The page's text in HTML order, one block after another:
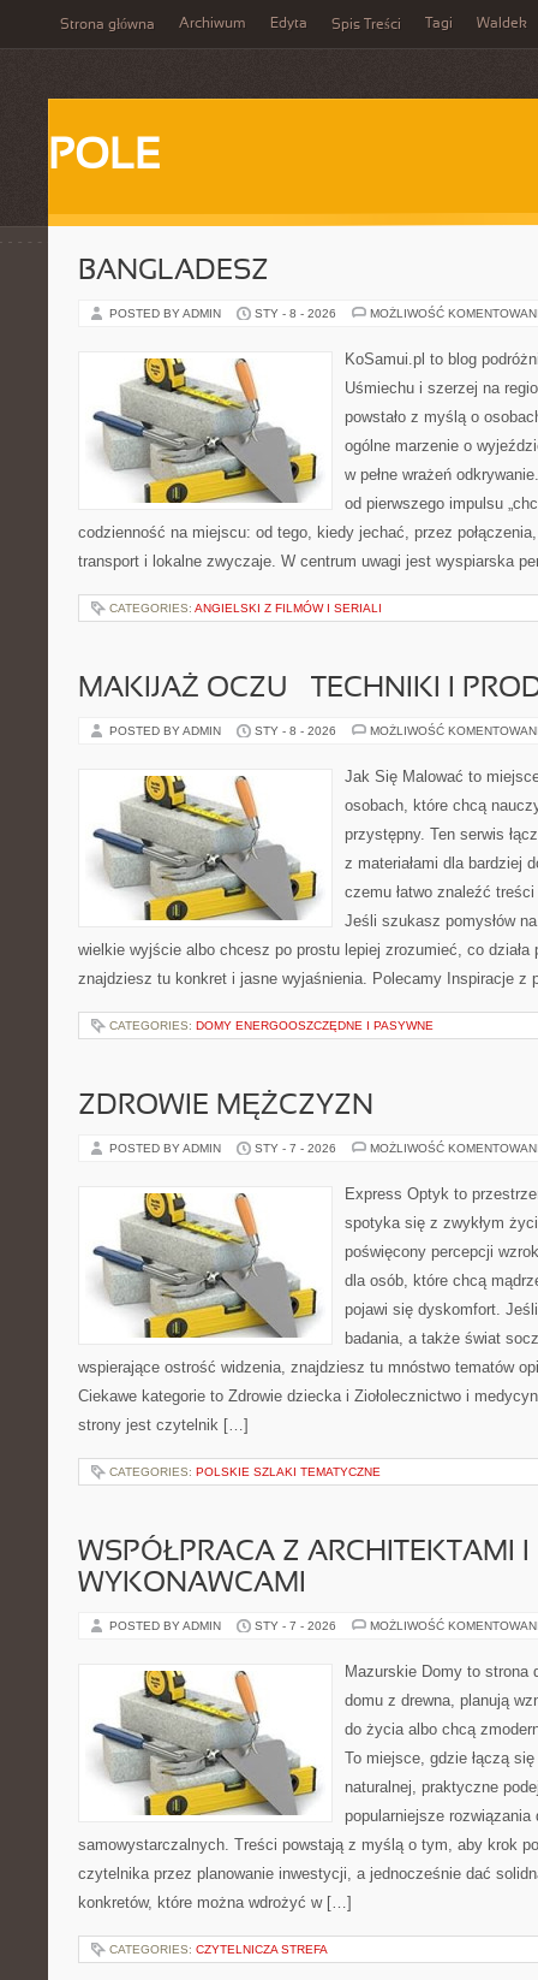
Strona główna Archiwum Edyta Spis Treści Tagi Waldek
POLE
BANGLADESZ
POSTED BY ADMIN STY - 8 - 2026 MOŻLIWOŚĆ
KoSamui.pl to blog
Uśmiechu i szerzej na
powstało z myślą o
ogólne marzenie o
w pełne wrażeń
od pierwszego impulsu
codzienność na miejscu: od tego, kiedy jechać, przez
transport i lokalne zwyczaje. W centrum uwagi jest wyspiarska
CATEGORIES: ANGIELSKI Z FILMÓW I SERIALI
MAKIJAŻ OCZU – TECHNIKI I
POSTED BY ADMIN STY - 8 - 2026 MOŻLIWOŚĆ
Jak Się Malować to
osobach, które chcą
przystępny. Ten serwis
z materiałami dla bardziej
czemu łatwo znaleźć
Jeśli szukasz pomysłów
wielkie wyjście albo chcesz po prostu lepiej zrozumieć, co działa
znajdziesz tu konkret i jasne wyjaśnienia. Polecamy Inspiracje
CATEGORIES: DOMY ENERGOOSZCZĘDNE I PASYWNE
ZDROWIE MĘŻCZYZN
POSTED BY ADMIN STY - 7 - 2026 MOŻLIWOŚĆ
Express Optyk to
spotyka się z zwykłym
poświęcony percepcji
dla osób, które chcą
pojawi się dyskomfort.
badania, a także świat
wspierające ostrość widzenia, znajdziesz tu mnóstwo tematów
Ciekawe kategorie to Zdrowie dziecka i Ziołolecznictwo i
strony jest czytelnik […]
CATEGORIES: POLSKIE SZLAKI TEMATYCZNE
WSPÓŁPRACA Z ARCHITEKTAMI I
WYKONAWCAMI
POSTED BY ADMIN STY - 7 - 2026 MOŻLIWOŚĆ
Mazurskie Domy to strona
domu z drewna, planują
do życia albo chcą
To miejsce, gdzie łączą
naturalnej, praktyczne
popularniejsze rozwiązania
samowystarczalnych. Treści powstają z myślą o tym, aby krok
czytelnika przez planowanie inwestycji, a jednocześnie dać
konkretów, które można wdrożyć w […]
CATEGORIES: CZYTELNICZA STREFA